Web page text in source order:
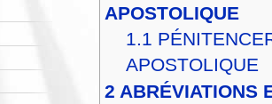
APOSTOLIQUE
1.1
APOSTOLIQUE
2 ABRÉVIATIONS